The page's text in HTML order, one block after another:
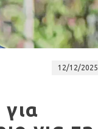
12/12/2025